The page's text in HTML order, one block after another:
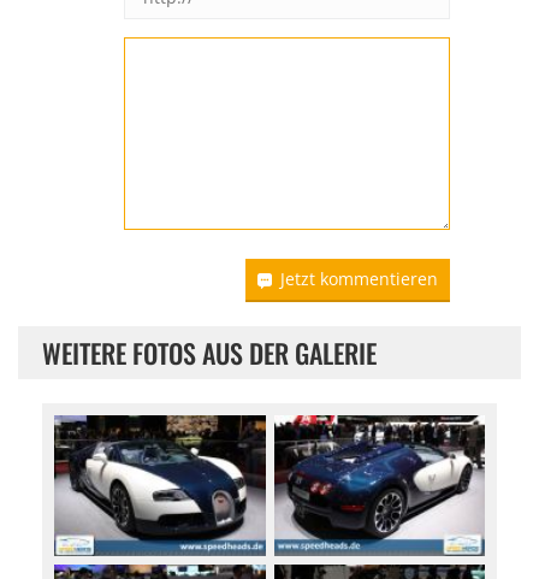
Jetzt kommentieren
WEITERE FOTOS AUS DER GALERIE